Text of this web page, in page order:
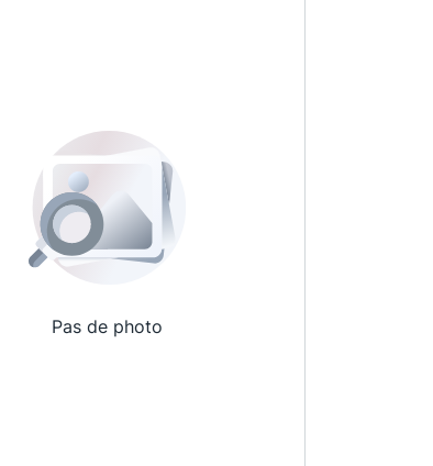
Pas de photo